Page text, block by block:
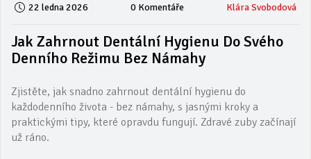
22 ledna 2026 0 Komentáře Klára Svobodová
Jak Zahrnout Dentální Hygienu Do Svého
Denního Režimu Bez Námahy
Zjistěte, jak snadno zahrnout dentální hygienu do
každodenního života - bez námahy, s jasnými kroky a
praktickými tipy, které opravdu fungují. Zdravé zuby začínají
už ráno.